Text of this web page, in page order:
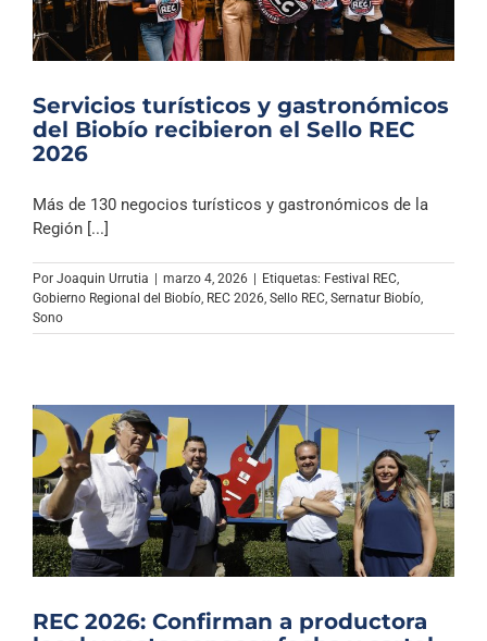
Servicios turísticos y gastronómicos
del Biobío recibieron el Sello REC
2026
Más de 130 negocios turísticos y gastronómicos de la
Región [...]
Por Joaquin Urrutia | marzo 4, 2026 | Etiquetas: Festival REC,
Gobierno Regional del Biobío, REC 2026, Sello REC, Sernatur Biobío,
Sono
REC 2026: Confirman a productora